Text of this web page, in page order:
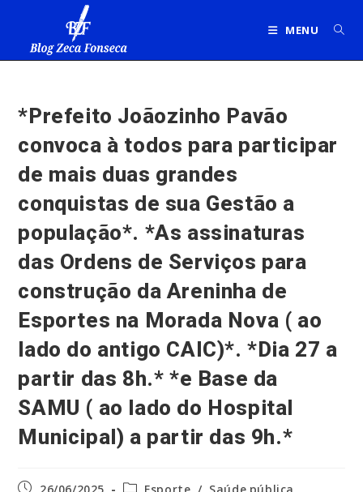
MENU
*Prefeito Joãozinho Pavão
convoca à todos para participar
de mais duas grandes
conquistas de sua Gestão a
população*. *As assinaturas
das Ordens de Serviços para
construção da Areninha de
Esportes na Morada Nova ( ao
lado do antigo CAIC)*. *Dia 27 a
partir das 8h.* *e Base da
SAMU ( ao lado do Hospital
Municipal) a partir das 9h.*
Post
Categoria